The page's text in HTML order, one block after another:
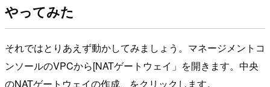
やってみた
それではとりあえず動かしてみましょう。マネージメントコ
ンソールのVPCから[NATゲートウェイ」を開きます。中央
のNATゲートウェイの作成、をクリックします。